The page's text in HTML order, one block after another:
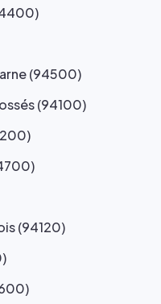
(94500)
(94100)
(94120)